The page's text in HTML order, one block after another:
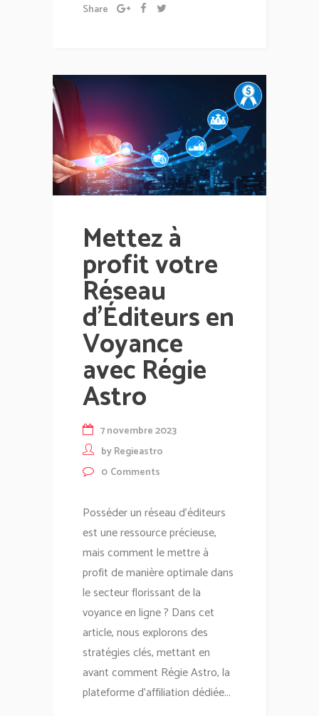
Share
Mettez à
profit votre
Réseau
d’Éditeurs en
Voyance
avec Régie
Astro
7 novembre 2023
byRegieastro
0 Comments
Posséder un réseau d'éditeurs
est une ressource précieuse,
mais comment le mettre à
profit de manière optimale dans
le secteur florissant de la
voyance en ligne ? Dans cet
article, nous explorons des
stratégies clés, mettant en
avant comment Régie Astro, la
plateforme d'affiliation dédiée...